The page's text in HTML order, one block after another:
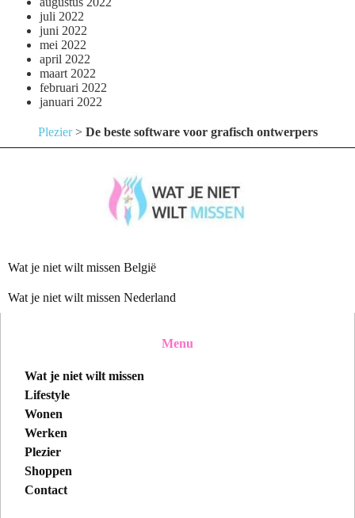
juli 2022
juni 2022
mei 2022
april 2022
maart 2022
februari 2022
januari 2022
Plezier> De beste software voor grafisch ontwerpers
Wat je niet wilt missen België
Wat je niet wilt missen Nederland
Menu
Wat je niet wilt missen
Lifestyle
Wonen
Werken
Plezier
Shoppen
Contact